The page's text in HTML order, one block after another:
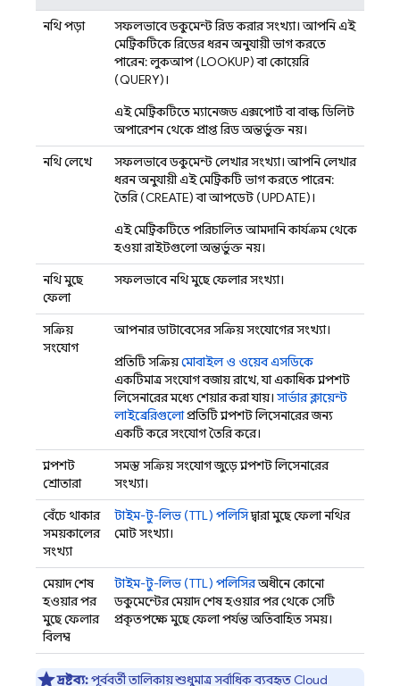
নথি পড়া
সফলভাবে ডকুমেন্ট রিড করার সংখ্যা। আপনি এই
মেট্রিকটিকে রিডের ধরন অনুযায়ী ভাগ করতে
পারেন: লুকআপ (LOOKUP) বা কোয়েরি
(QUERY)।
এই মেট্রিকটিতে ম্যানেজড এক্সপোর্ট বা বাল্ক ডিলিট
অপারেশন থেকে প্রাপ্ত রিড অন্তর্ভুক্ত নয়।
নথি লেখে
সফলভাবে ডকুমেন্ট লেখার সংখ্যা। আপনি লেখার
ধরন অনুযায়ী এই মেট্রিকটি ভাগ করতে পারেন:
তৈরি (CREATE) বা আপডেট (UPDATE)।
এই মেট্রিকটিতে পরিচালিত আমদানি কার্যক্রম থেকে
হওয়া রাইটগুলো অন্তর্ভুক্ত নয়।
নথি মুছে
ফেলা
সফলভাবে নথি মুছে ফেলার সংখ্যা।
সক্রিয়
সংযোগ
আপনার ডাটাবেসের সক্রিয় সংযোগের সংখ্যা।
প্রতিটি সক্রিয়মোবাইল ও ওয়েব এসডিকে
একটিমাত্র সংযোগ বজায় রাখে, যা একাধিক স্ন্যাপশট
লিসেনারের মধ্যে শেয়ার করা যায়। সার্ভার ক্লায়েন্ট
লাইব্রেরিগুলোপ্রতিটি স্ন্যাপশট লিসেনারের জন্য
একটি করে সংযোগ তৈরি করে।
স্ন্যাপশট
শ্রোতারা
সমস্ত সক্রিয় সংযোগ জুড়ে স্ন্যাপশট লিসেনারের
সংখ্যা।
বেঁচে থাকার
সময়কালের
সংখ্যা
টাইম-টু-লিভ (TTL) পলিসিদ্বারা মুছে ফেলা নথির
মোট সংখ্যা।
মেয়াদ শেষ
হওয়ার পর
মুছে ফেলার
বিলম্ব
টাইম-টু-লিভ (TTL) পলিসিরঅধীনে কোনো
ডকুমেন্টের মেয়াদ শেষ হওয়ার পর থেকে সেটি
প্রকৃতপক্ষে মুছে ফেলা পর্যন্ত অতিবাহিত সময়।
দ্রষ্টব্য:পূর্ববর্তী তালিকায় শুধুমাত্র সর্বাধিক ব্যবহৃত Cloud